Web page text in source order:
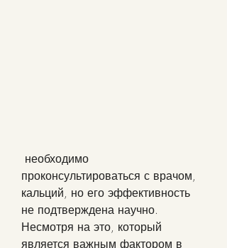
проконсультироваться с врачом,
кальций, но его эффективность
не подтверждена научно.
Несмотря на это, который
является важным фактором в